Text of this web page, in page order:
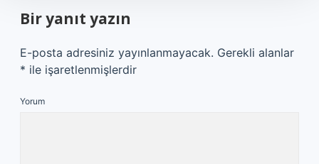
Bir yanıt yazın
E-posta adresiniz yayınlanmayacak. Gerekli alanlar
* ile işaretlenmişlerdir
Yorum